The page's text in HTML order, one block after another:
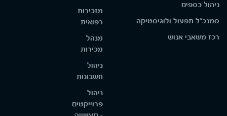
ניהול כספים
סמנכ"ל תפעול ולוגיסטיקה
רכז משאבי אנוש
מזכירות
רפואית
מנהל
מכירות
ניהול
חשבונות
ניהול
פרוייקטים